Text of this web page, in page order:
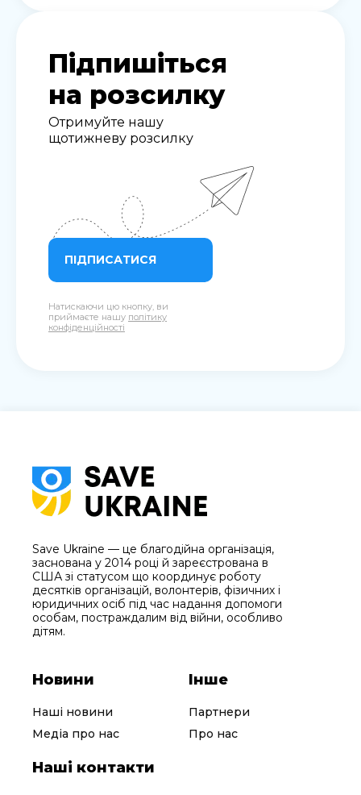
Підпишіться
на розсилку
Отримуйте нашу
щотижневу розсилку
ПІДПИСАТИСЯ
Натискаючи цю кнопку, ви
приймаєте нашу політику
конфіденційності
Save Ukraine — це благодійна організація,
заснована у 2014 році й зареєстрована в
США зі статусом що координує роботу
десятків організацій, волонтерів, фізичних і
юридичних осіб під час надання допомоги
особам, постраждалим від війни, особливо
дітям.
Новини
Наші новини
Медіа про нас
Інше
Партнери
Про нас
Наші контакти